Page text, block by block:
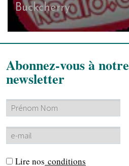
Buckcherry
Abonnez-vous à notre
newsletter
Lire nos conditions